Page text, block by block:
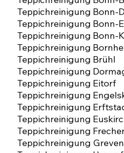
Teppichreinigung Bonn-
Teppichreinigung Bonn-
Teppichreinigung Bonn-
Teppichreinigung
Teppichreinigung Brühl
Teppichreinigung
Teppichreinigung Eitorf
Teppichreinigung
Teppichreinigung
Teppichreinigung
Teppichreinigung
Teppichreinigung